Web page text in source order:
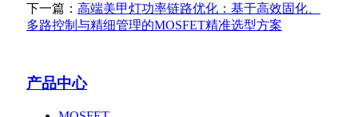
下一篇： 高端美甲灯功率链路优化：基于高效固化、
多路控制与精细管理的MOSFET精准选型方案
产品中心